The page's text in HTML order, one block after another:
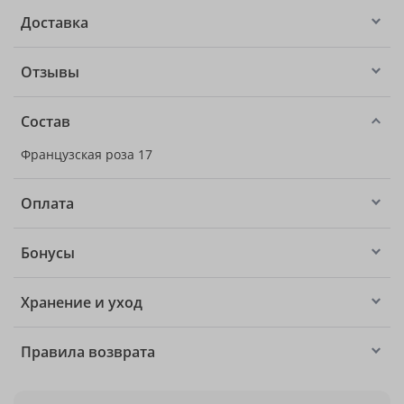
Доставка
Отзывы
Состав
Французская роза 17
Оплата
Бонусы
Хранение и уход
Правила возврата